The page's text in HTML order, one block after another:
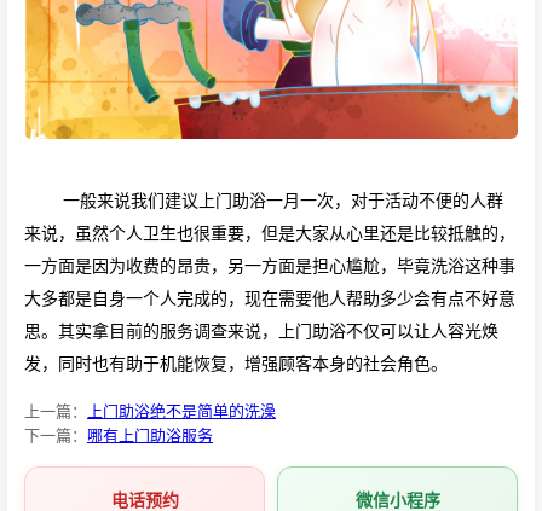
一般来说我们建议上门助浴一月一次，对于活动不便的人群
来说，虽然个人卫生也很重要，但是大家从心里还是比较抵触的，
一方面是因为收费的昂贵，另一方面是担心尴尬，毕竟洗浴这种事
大多都是自身一个人完成的，现在需要他人帮助多少会有点不好意
思。其实拿目前的服务调查来说，上门助浴不仅可以让人容光焕
发，同时也有助于机能恢复，增强顾客本身的社会角色。
上一篇：
上门助浴绝不是简单的洗澡
下一篇： 哪有上门助浴服务
电话预约 微信小程序